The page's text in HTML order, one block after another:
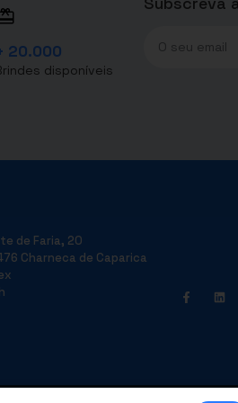
20.000
disponíveis
de Faria, 20
Charneca de Caparica